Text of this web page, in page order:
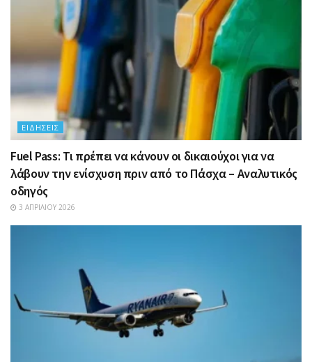
ΕΙΔΉΣΕΙΣ
Fuel Pass: Τι πρέπει να κάνουν οι δικαιούχοι για να
λάβουν την ενίσχυση πριν από το Πάσχα – Αναλυτικός
οδηγός
3 ΑΠΡΙΛΊΟΥ 2026